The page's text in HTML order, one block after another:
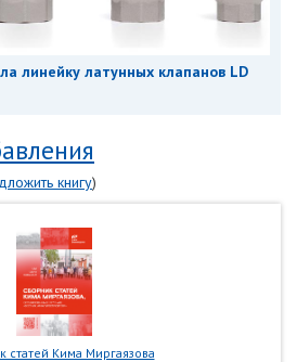
линейку латунных клапанов LD
книгу)
статей Кима Миргаязова